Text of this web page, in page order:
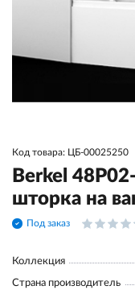
Код товара: ЦБ-00025250
Berkel
шторка на
Под заказ
Коллекция
Страна производитель